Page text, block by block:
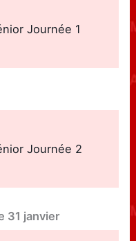
Journée 1
Journée 2
31 janvier